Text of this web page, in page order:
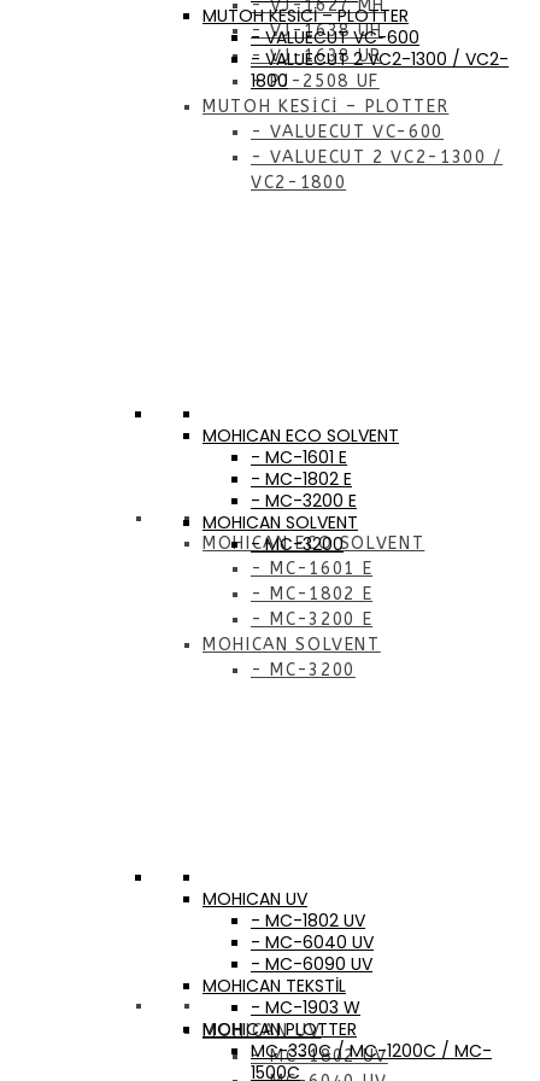
- VJ-1627 MH
- VJ-1638 UH
- VJ-1638 UR
- PJ-2508 UF
MUTOH KESİCİ – PLOTTER
- VALUECUT VC-600
- VALUECUT 2 VC2-1300 /
VC2-1800
MOHICAN ECO SOLVENT
- MC-1601 E
- MC-1802 E
- MC-3200 E
MOHICAN SOLVENT
- MC-3200
MOHICAN UV
- MC-1802 UV
MUTOH KESİCİ – PLOTTER
- VALUECUT VC-600
- VALUECUT 2 VC2-1300 / VC2-
1800
MOHICAN ECO SOLVENT
- MC-1601 E
- MC-1802 E
- MC-3200 E
MOHICAN SOLVENT
- MC-3200
MOHICAN UV
- MC-1802 UV
- MC-6040 UV
- MC-6090 UV
MOHICAN TEKSTİL
- MC-1903 W
MOHICAN PLOTTER
MC-330C / MC-1200C / MC-
1500C